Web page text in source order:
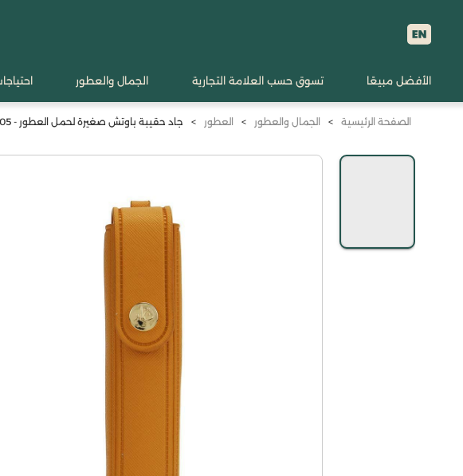
الأفضل مبيعًا تسوق حسب العلامة التجارية الجمال والعطور
الصفحة الرئيسية > الجمال والعطور > العطور > جاد حقيبة باوتش صغيرة لحمل العطور - JM-05